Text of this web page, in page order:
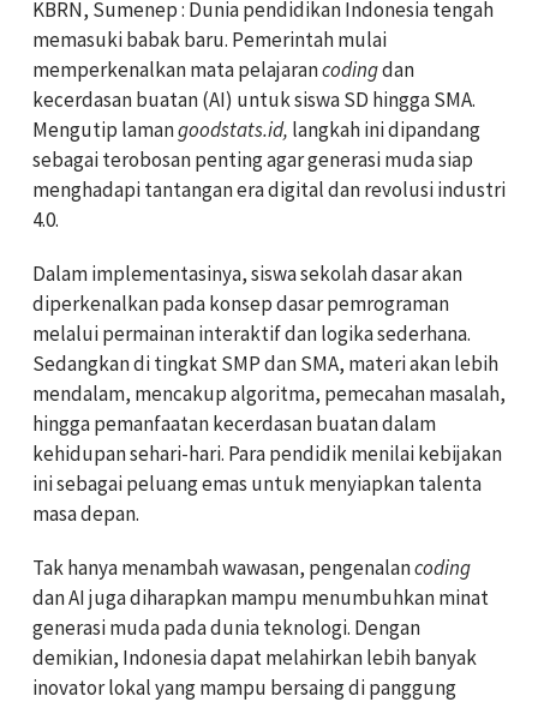
KBRN, Sumenep : Dunia pendidikan Indonesia tengah
memasuki babak baru. Pemerintah mulai
memperkenalkan mata pelajarancodingdan
kecerdasan buatan (AI) untuk siswa SD hingga SMA.
Mengutip lamangoodstats.id, langkah ini dipandang
sebagai terobosan penting agar generasi muda siap
menghadapi tantangan era digital dan revolusi industri
4.0.
Dalam implementasinya, siswa sekolah dasar akan
diperkenalkan pada konsep dasar pemrograman
melalui permainan interaktif dan logika sederhana.
Sedangkan di tingkat SMP dan SMA, materi akan lebih
mendalam, mencakup algoritma, pemecahan masalah,
hingga pemanfaatan kecerdasan buatan dalam
kehidupan sehari-hari. Para pendidik menilai kebijakan
ini sebagai peluang emas untuk menyiapkan talenta
masa depan.
Tak hanya menambah wawasan, pengenalancoding
dan AI juga diharapkan mampu menumbuhkan minat
generasi muda pada dunia teknologi. Dengan
demikian, Indonesia dapat melahirkan lebih banyak
inovator lokal yang mampu bersaing di panggung